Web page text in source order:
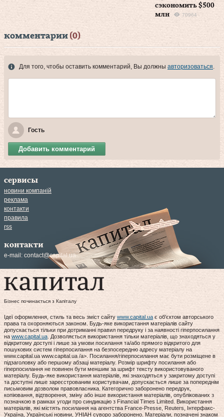
сэкономить $500
млн
70964
комментарии (0)
Для того, чтобы оставить комментарий, Вы должны авторизоваться.
Гость
Добавить комментарий
сервисы
новини компаній
реклама
контакти
правила
rss
контакти
e-mail: contact@capital.ua
Бізнес починається з Капіталу
Ідеї оформлення, стиль та весь зміст сайту www.capital.uaє об'єктом авторського
права та охороняються законом. Будь-яке використання матеріалів сайту
допускається тільки при дотриманні правил передруку і за наявності гіперпосилання
на www.capital.ua. Дозволяється використання тільки матеріалів, що знаходяться у
відкритому доступі і лише за умови посилання та/або прямого відкритого для
пошукових систем гіперпосилання на безпосередню адресу матеріалу на
www.capital.ua www.capital.ua /a>. Посилання/гіперпосилання має бути розміщене в
підзаголовку або першому абзаці матеріалу. Розмір шрифту посилання або
гіперпосилання не повинен бути меншим за шрифт тексту використовуваного
матеріалу. Будь-яке використання матеріалів, які знаходяться у закритому доступі
та доступні лише зареєстрованим користувачам, допускається лише за попереднім
письмовим дозволом правовласника. Категорично заборонено передрук,
копіювання, відтворення, зміну або інше використання матеріалів, опублікованих з
позначкою в рамках угоди про синдикацію з Financial Times Limited. Використання
матеріалів, які містять посилання на агентства France-Presse, Reuters, Інтерфакс-
Україна, Українські новини, УНІАН суворо заборонено. Матеріали, позначені знаком